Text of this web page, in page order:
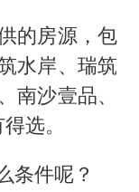
的房源，包
水岸、瑞筑
南沙壹品、
选。
条件呢？